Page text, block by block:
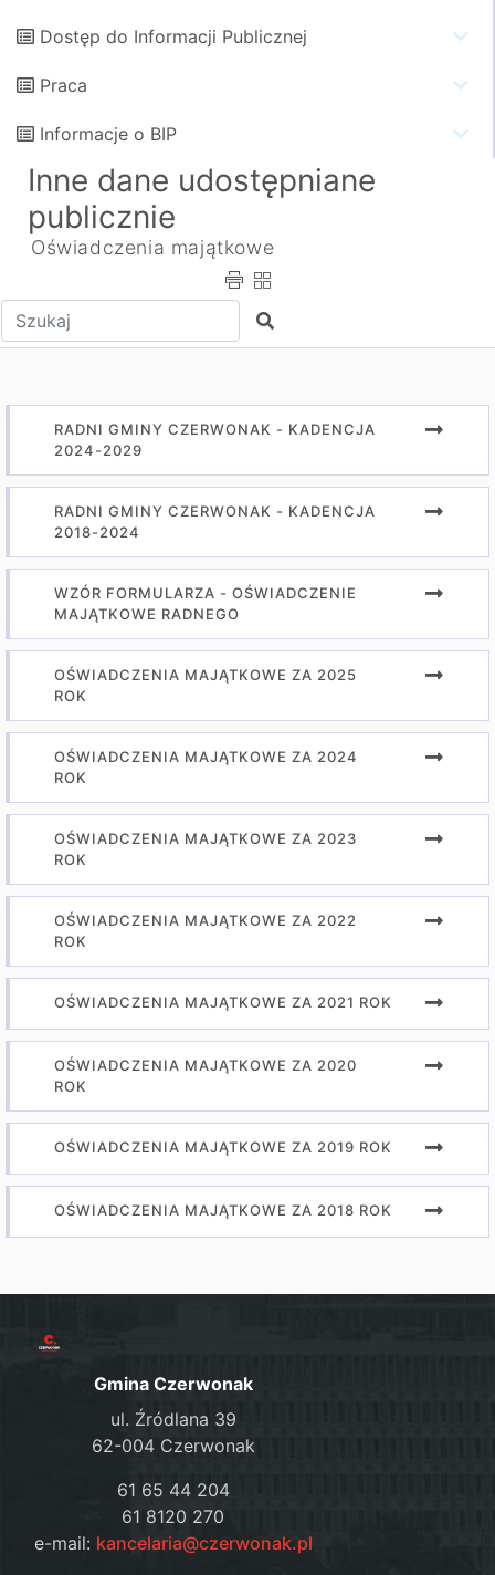
Dostęp do Informacji Publicznej
Praca
Informacje o BIP
Inne dane udostępniane
publicznie
Oświadczenia majątkowe
Wpisz tekst do wyszukania Szukaj
RADNI GMINY CZERWONAK - KADENCJA
2024-2029
RADNI GMINY CZERWONAK - KADENCJA
2018-2024
WZÓR FORMULARZA - OŚWIADCZENIE
MAJĄTKOWE RADNEGO
OŚWIADCZENIA MAJĄTKOWE ZA 2025
ROK
OŚWIADCZENIA MAJĄTKOWE ZA 2024
ROK
OŚWIADCZENIA MAJĄTKOWE ZA 2023
ROK
OŚWIADCZENIA MAJĄTKOWE ZA 2022
ROK
OŚWIADCZENIA MAJĄTKOWE ZA 2021 ROK
OŚWIADCZENIA MAJĄTKOWE ZA 2020
ROK
OŚWIADCZENIA MAJĄTKOWE ZA 2019 ROK
OŚWIADCZENIA MAJĄTKOWE ZA 2018 ROK
Gmina Czerwonak
ul. Źródlana 39
62-004 Czerwonak
61 65 44 204
61 8120 270
e-mail: kancelaria@czerwonak.pl